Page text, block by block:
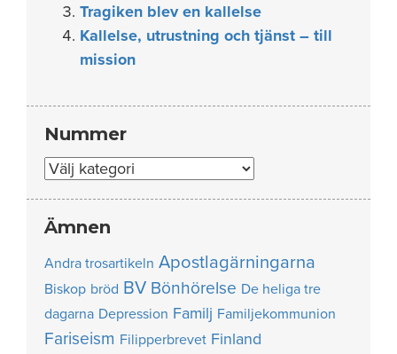
Tragiken blev en kallelse
Kallelse, utrustning och tjänst – till
mission
Nummer
Nummer
Ämnen
Andra trosartikeln Apostlagärningarna
Biskop bröd BV Bönhörelse De heliga tre
dagarna Depression Familj Familjekommunion
Fariseism Filipperbrevet Finland